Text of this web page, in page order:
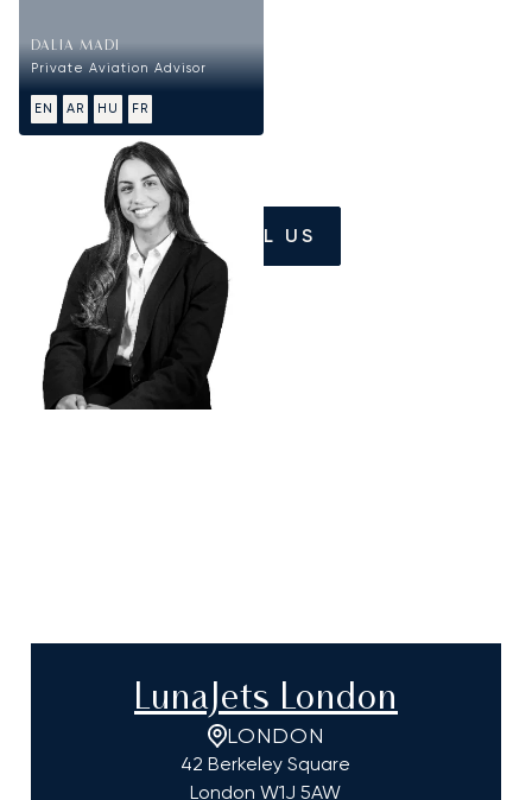
DALIA MADI
Private Aviation Advisor
EN AR HU FR
CALL US
LunaJets London
LONDON
42 Berkeley Square
London W1J 5AW